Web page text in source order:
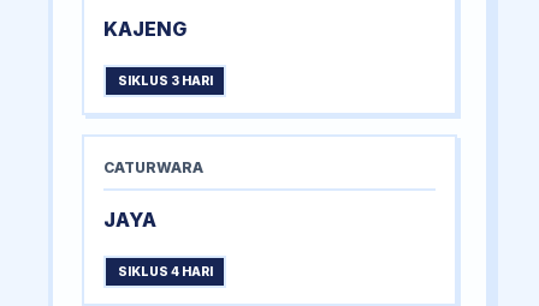
KAJENG
SIKLUS 3 HARI
CATURWARA
JAYA
SIKLUS 4 HARI